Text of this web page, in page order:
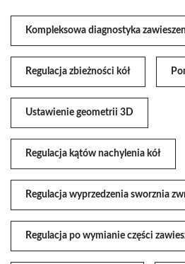
Kompleksowa diagnostyka
Regulacja zbieżności kół
Ustawienie geometrii 3D
Regulacja kątów nachylenia kół
Regulacja wyprzedzenia sworznia
Regulacja po wymianie części